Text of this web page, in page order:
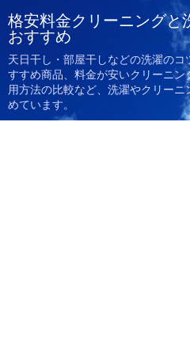
格安料金クリーニングと
おすすめ
天日干し・部屋干しなどの洗濯の
すすめ商品、料金が安いクリーニ
用方法の比較など、洗濯やクリーニ
めています。